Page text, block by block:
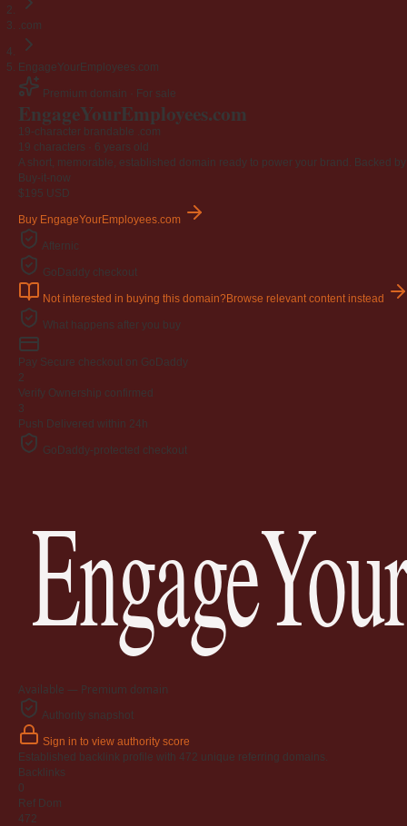
.com
EngageYourEmployees.com
Premium domain · For sale
EngageYourEmployees.com
19-character brandable .com
19 characters · 6 years old
A short, memorable, established domain ready to power your brand. Backed
Buy-it-now
$195 USD
Buy EngageYourEmployees.com
Afternic
GoDaddy checkout
Not interested in buying this domain?Browse relevant content instead
What happens after you buy
Pay Secure checkout on GoDaddy
2
Verify Ownership confirmed
3
Push Delivered within 24h
GoDaddy-protected checkout
Available — Premium domain
Authority snapshot
Sign in to view authority score
Established backlink profile with 472 unique referring domains.
Backlinks
0
Ref Dom
472